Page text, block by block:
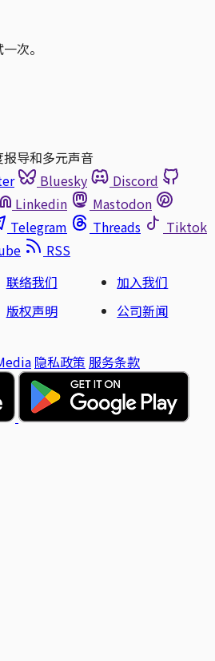
次。
导和多元声音
Bluesky
Discord
Linkedin
Mastodon
Telegram Threads
Tiktok
RSS
联络我们
加入我们
版权声明
公司新闻
隐私政策 服务条款